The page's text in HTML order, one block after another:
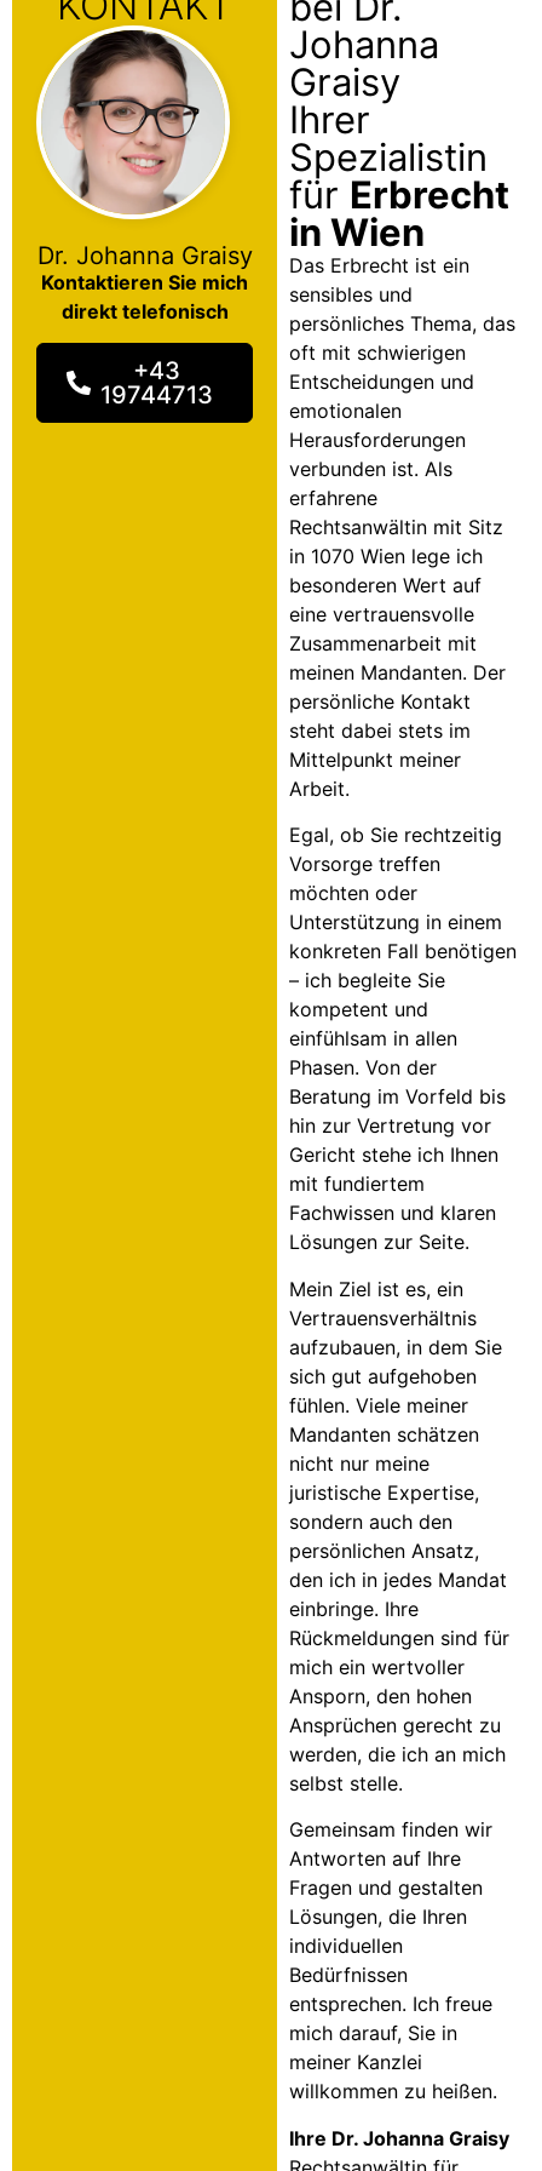
Dr. Johanna Graisy
Kontaktieren Sie mich
direkt telefonisch
+43
19744713
Johanna
Graisy
Ihrer
Spezialistin
für Erbrecht
in Wien
Das Erbrecht ist ein
sensibles und
persönliches Thema, das
oft mit schwierigen
Entscheidungen und
emotionalen
Herausforderungen
verbunden ist. Als
erfahrene
Rechtsanwältin mit Sitz
in 1070 Wien lege ich
besonderen Wert auf
eine vertrauensvolle
Zusammenarbeit mit
meinen Mandanten. Der
persönliche Kontakt
steht dabei stets im
Mittelpunkt meiner
Arbeit.
Egal, ob Sie rechtzeitig
Vorsorge treffen
möchten oder
Unterstützung in einem
konkreten Fall benötigen
– ich begleite Sie
kompetent und
einfühlsam in allen
Phasen. Von der
Beratung im Vorfeld bis
hin zur Vertretung vor
Gericht stehe ich Ihnen
mit fundiertem
Fachwissen und klaren
Lösungen zur Seite.
Mein Ziel ist es, ein
Vertrauensverhältnis
aufzubauen, in dem Sie
sich gut aufgehoben
fühlen. Viele meiner
Mandanten schätzen
nicht nur meine
juristische Expertise,
sondern auch den
persönlichen Ansatz,
den ich in jedes Mandat
einbringe. Ihre
Rückmeldungen sind für
mich ein wertvoller
Ansporn, den hohen
Ansprüchen gerecht zu
werden, die ich an mich
selbst stelle.
Gemeinsam finden wir
Antworten auf Ihre
Fragen und gestalten
Lösungen, die Ihren
individuellen
Bedürfnissen
entsprechen. Ich freue
mich darauf, Sie in
meiner Kanzlei
willkommen zu heißen.
Ihre Dr. Johanna Graisy